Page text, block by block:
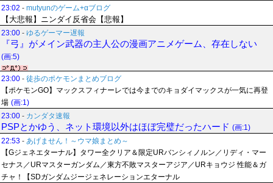
23:02 - mutyunのゲーム+αブログ
【大悲報】ニンダイ反省会【悲報】
23:00 - ゆるゲーマー遅報
『弓』がメイン武器の主人公の漫画アニメゲーム、存在しない
(画:5)
23:00 - 徒歩のポケモンまとめブログ
【ポケモンGO】マックスフィナーレでは今までのキョダイマックスが一気に再登
場 (画:1)
23:00 - カンダタ速報
PSPとかゆう、ネット環境以外はほぼ完璧だったハード (画:1)
22:53 - あげません！～ウマ娘まとめ～
【Gジェネエターナル】タワー全クリア＆限定URバンシィノルン／リディ・マー
セナス／URマスターガンダム／東方不敗マスターアジア／URキョウジ 性能＆ガ
チャ！【SDガンダムジージェネレーションエターナル